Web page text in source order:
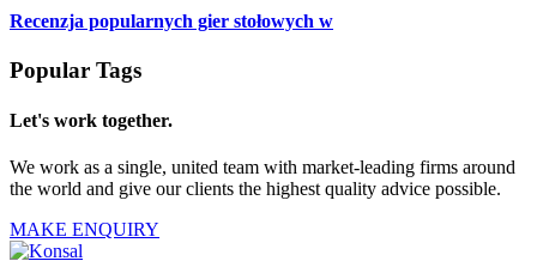
Recenzja popularnych gier stołowych w
Popular Tags
Let's work together.
We work as a single, united team with market-leading firms around
the world and give our clients the highest quality advice possible.
MAKE ENQUIRY